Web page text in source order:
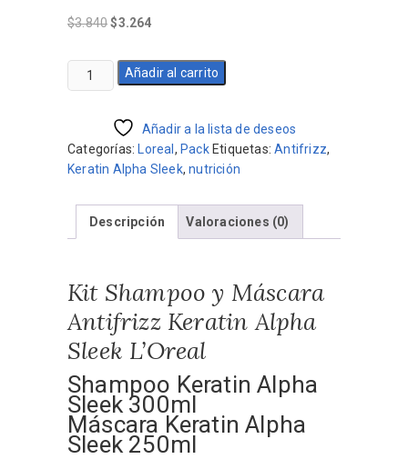
$3.840El
original
era:
$3.264El
actual
es:
Shampoo
Máscara
Antifrizz
Keratin
Sleek
L'Oreal
Añadir al carrito
Añadir a la lista de deseos
Categorías:
Loreal , Pack Etiquetas:Antifrizz,
Keratin Alpha Sleek,nutrición
Descripción Valoraciones (0)
Kit Shampoo y Máscara
Antifrizz Keratin Alpha
Sleek L’Oreal
Shampoo Keratin Alpha
Sleek 300ml
Máscara Keratin Alpha
Sleek 250ml